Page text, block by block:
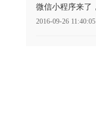
2016-09-26 11:40:05